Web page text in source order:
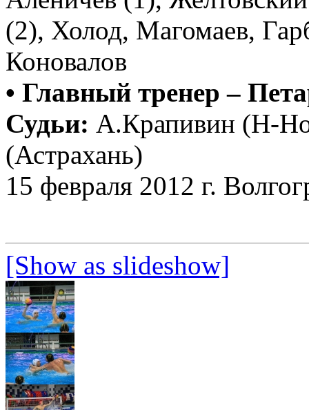
(2), Холод, Магомаев,
Коновалов
• Главный тренер –
Судьи: А.Крапивин (Н-
(Астрахань)
15 февраля 2012 г.
[Show as slideshow]